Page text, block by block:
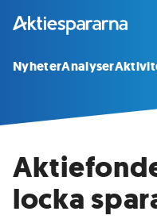
NyheterAnalyser
locka